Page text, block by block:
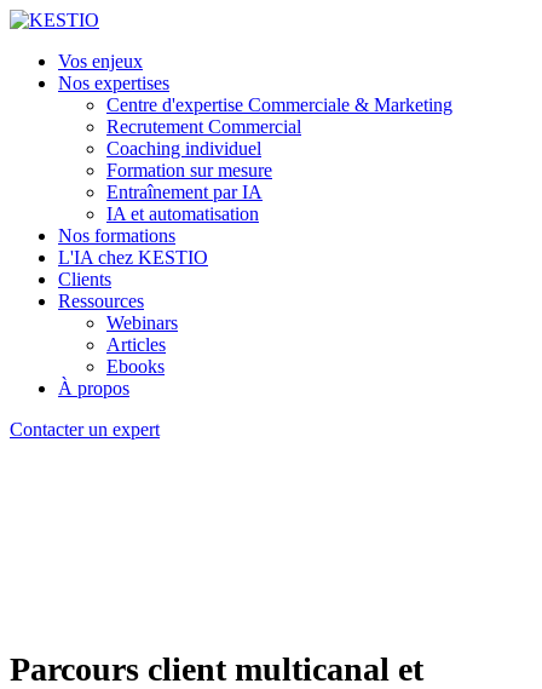
Vos enjeux
Nos expertises
Centre d'expertise Commerciale & Marketing
Recrutement Commercial
Coaching individuel
Formation sur mesure
Entraînement par IA
IA et automatisation
Nos formations
L'IA chez KESTIO
Clients
Ressources
Webinars
Articles
Ebooks
À propos
Contacter un expert
Parcours client multicanal et